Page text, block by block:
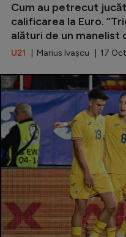
Cum au petrecut
calificarea la Euro.
alături de un manelist
U21 | Marius Ivașcu | 17